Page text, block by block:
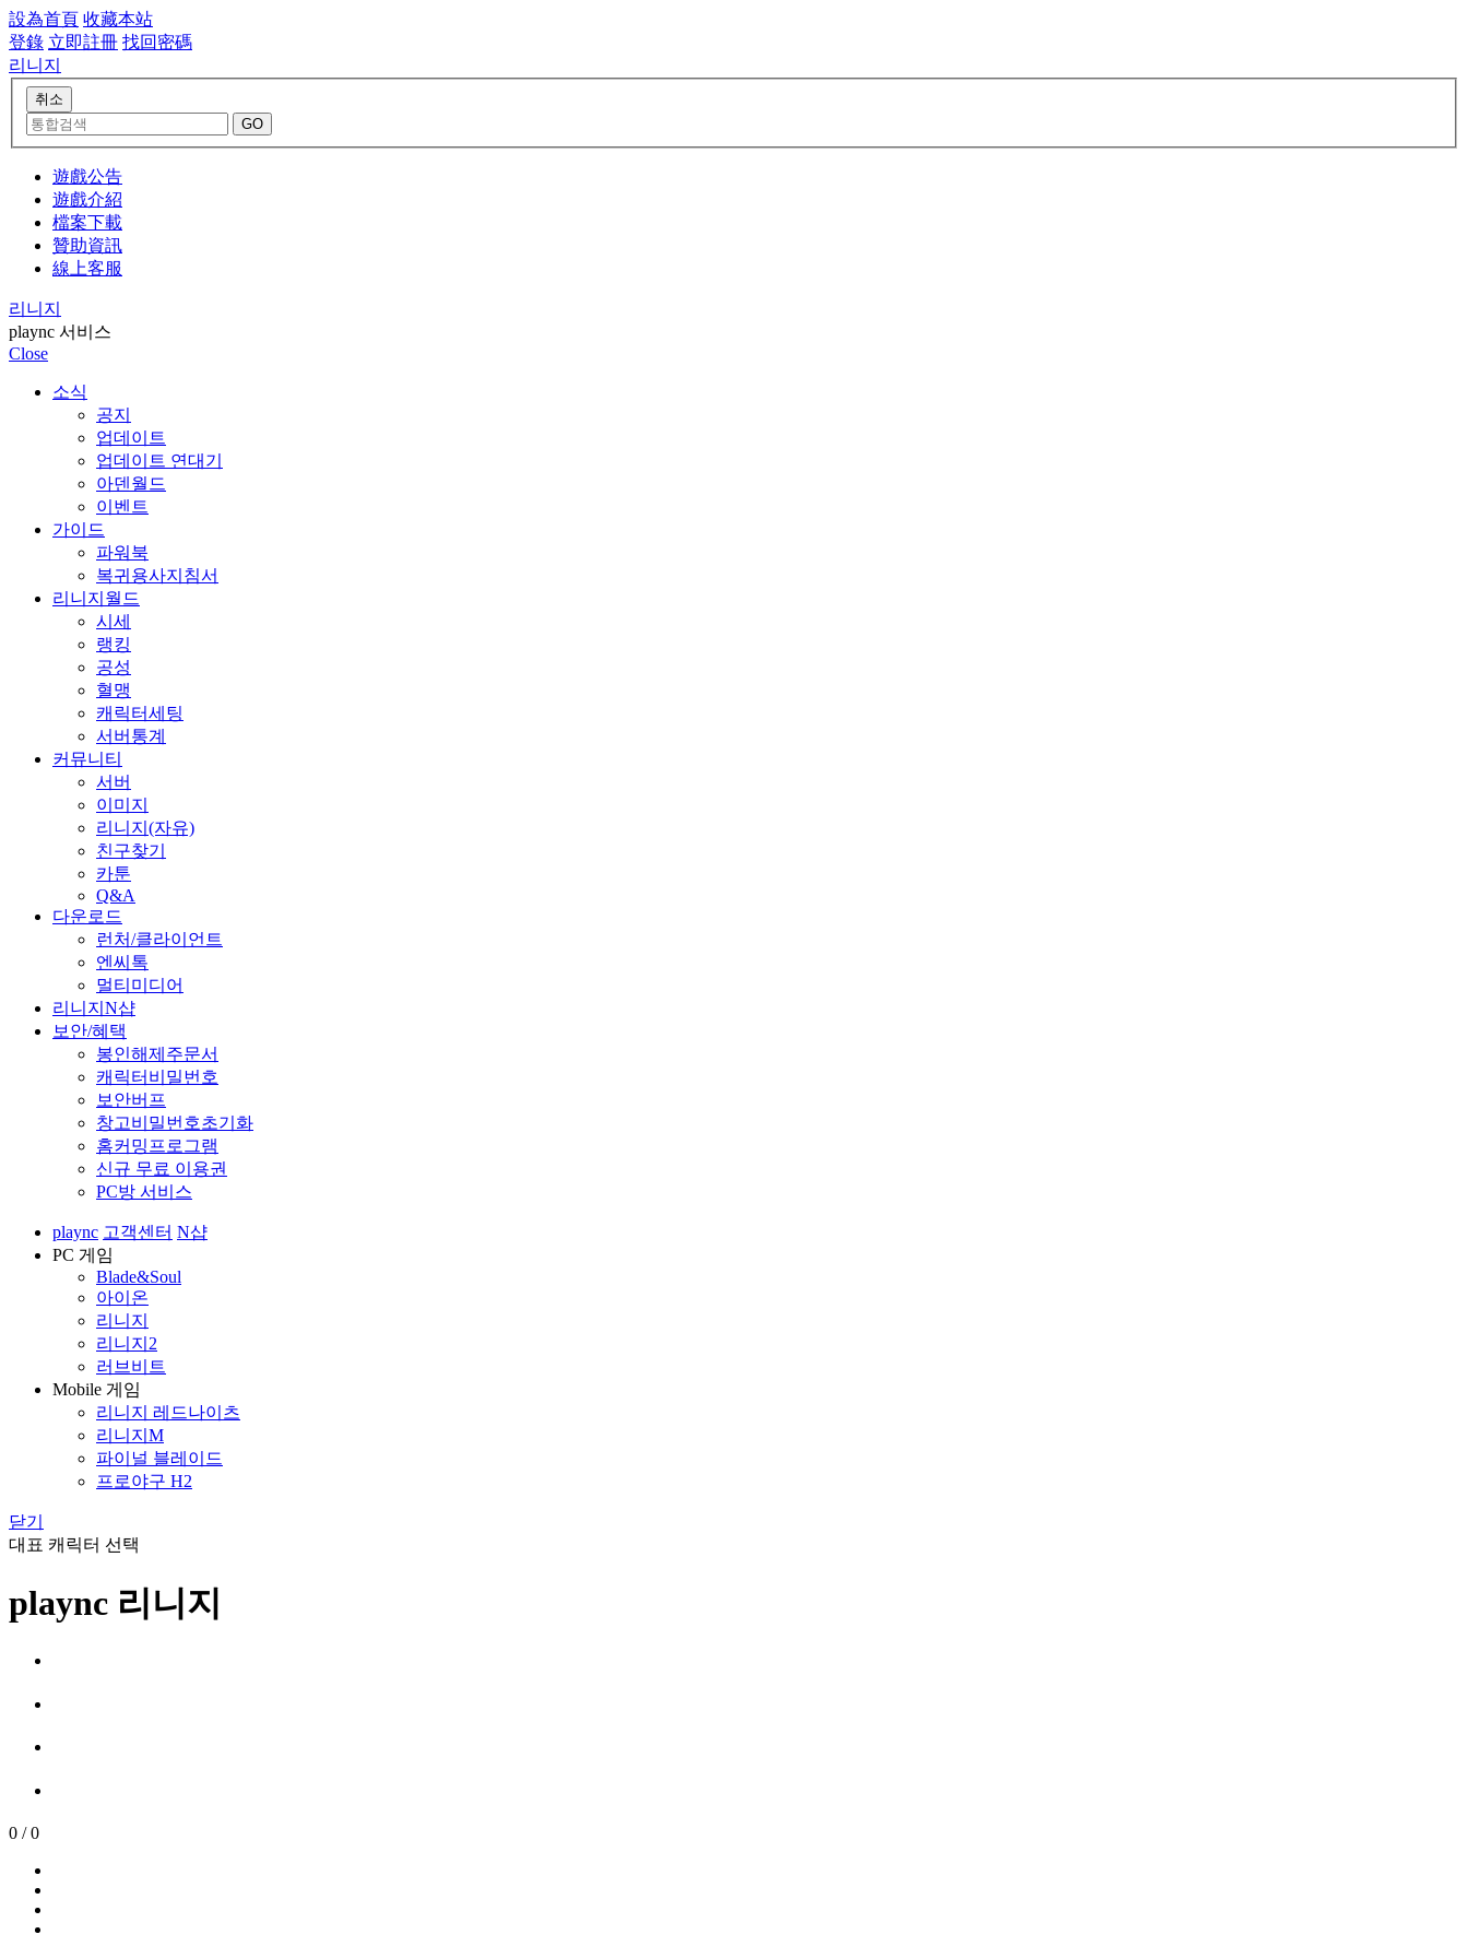
設為首頁 收藏本站
登錄 立即註冊 找回密碼
리니지
遊戲公告
遊戲介紹
檔案下載
贊助資訊
線上客服
리니지
plaync 서비스
Close
소식
공지
업데이트
업데이트 연대기
아덴월드
이벤트
가이드
파워북
복귀용사지침서
리니지월드
시세
랭킹
공성
혈맹
캐릭터세팅
서버통계
커뮤니티
서버
이미지
리니지(자유)
친구찾기
카툰
Q&A
다운로드
런처/클라이언트
엔씨톡
멀티미디어
리니지N샵
보안/혜택
봉인해제주문서
캐릭터비밀번호
보안버프
창고비밀번호초기화
홈커밍프로그램
신규 무료 이용권
PC방 서비스
plaync 고객센터 N샵
PC 게임
Blade&Soul
아이온
리니지
리니지2
러브비트
Mobile 게임
리니지 레드나이츠
리니지M
파이널 블레이드
프로야구 H2
닫기
대표 캐릭터 선택
plaync 리니지
0 / 0